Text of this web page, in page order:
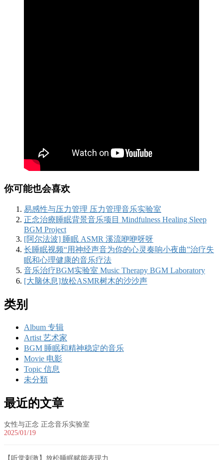
你可能也会喜欢
易感性与压力管理 压力管理音乐实验室
正念治療睡眠背景音乐项目 Mindfulness Healing Sleep
BGM Project
[阿尔法波] 睡眠 ASMR 溪流咿咿呀呀
长睡眠视频“用神经声音为你的心灵奏响小夜曲”治疗失
眠和心理健康的音乐疗法
音乐治疗BGM实验室 Music Therapy BGM Laboratory
[大脑休息]放松ASMR树木的沙沙声
类别
Album 专辑
Artist 艺术家
BGM 睡眠和精神稳定的音乐
Movie 电影
Topic 信息
未分類
最近的文章
女性与正念 正念音乐实验室
2025/01/19
【听觉刺激】放松睡眠赋能表现力